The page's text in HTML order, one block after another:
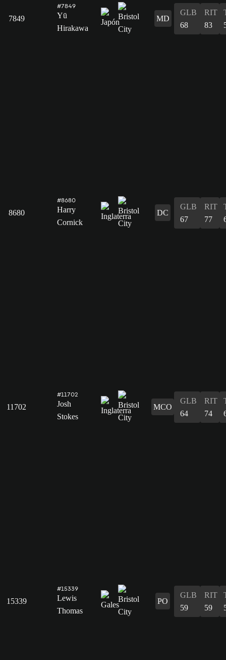
7849
#7849
Yū
Hirakawa
MD
GLB
68
RIT
83
8680
#8680
Harry
Cornick
DC
GLB
67
RIT
77
11702
#11702
Josh
Stokes
MCO
GLB
64
RIT
74
15339
#15339
Lewis
Thomas
PO
GLB
59
RIT
59